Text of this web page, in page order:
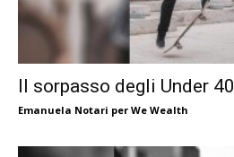
Il sorpasso degli Under 40
Emanuela Notari per We Wealth